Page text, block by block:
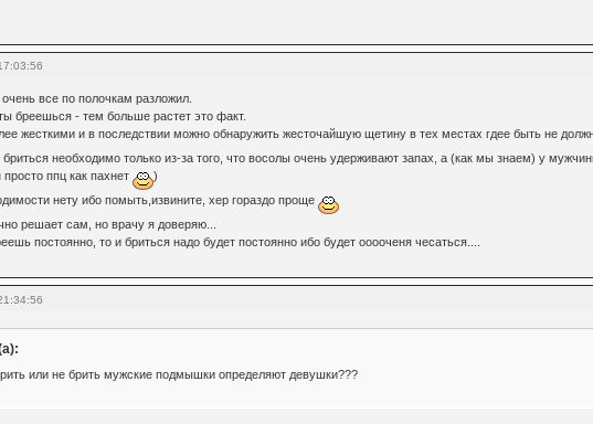
все по полочкам разложил.
бреешься - тем больше растет это факт.
жесткими и в последствии можно обнаружить жесточайшую щетину в тех местах гдее быть не
необходимо только из-за того, что восолы очень удерживают запах, а (как мы знаем) у
ппц как пахнет
)
нету ибо помыть,извините, хер гораздо проще
решает сам, но врачу я доверяю...
постоянно, то и бриться надо будет постоянно ибо будет ооооченя чесаться....
или не брить мужские подмышки определяют девушки???